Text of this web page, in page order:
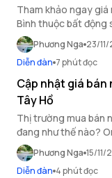
Tham khảo ngay giá
Bình thuộc bất động
OneHousing.
Phương Nga 23/
Diễn đàn 7 phút đọc
Cập nhật giá bán
Tây Hồ
Thị trường mua bán
đang như thế nào?
những thông tin chi
qua bài viết dưới đây.
Phương Nga 15/11/
Diễn đàn 4 phút đọc